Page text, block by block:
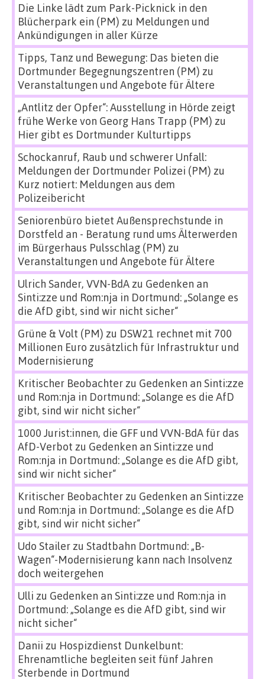
Die Linke lädt zum Park-Picknick in den
Blücherpark ein (PM) zu Meldungen und
Ankündigungen in aller Kürze
Tipps, Tanz und Bewegung: Das bieten die
Dortmunder Begegnungszentren (PM) zu
Veranstaltungen und Angebote für Ältere
„Antlitz der Opfer“: Ausstellung in Hörde zeigt
frühe Werke von Georg Hans Trapp (PM) zu
Hier gibt es Dortmunder Kulturtipps
Schockanruf, Raub und schwerer Unfall:
Meldungen der Dortmunder Polizei (PM) zu
Kurz notiert: Meldungen aus dem
Polizeibericht
Seniorenbüro bietet Außensprechstunde in
Dorstfeld an - Beratung rund ums Älterwerden
im Bürgerhaus Pulsschlag (PM) zu
Veranstaltungen und Angebote für Ältere
Ulrich Sander, VVN-BdAzu Gedenken an
Sinti:zze und Rom:nja in Dortmund: „Solange es
die AfD gibt, sind wir nicht sicher“
Grüne & Volt (PM) zu DSW21 rechnet mit 700
Millionen Euro zusätzlich für Infrastruktur und
Modernisierung
Kritischer Beobachterzu Gedenken an Sinti:zze
und Rom:nja in Dortmund: „Solange es die AfD
gibt, sind wir nicht sicher“
1000 Jurist:innen, die GFF und VVN-BdA für das
AfD-Verbot zu Gedenken an Sinti:zze und
Rom:nja in Dortmund: „Solange es die AfD gibt,
sind wir nicht sicher“
Kritischer Beobachterzu Gedenken an Sinti:zze
und Rom:nja in Dortmund: „Solange es die AfD
gibt, sind wir nicht sicher“
Udo Stailerzu Stadtbahn Dortmund: „B-
Wagen“-Modernisierung kann nach Insolvenz
doch weitergehen
Ulli zu Gedenken an Sinti:zze und Rom:nja in
Dortmund: „Solange es die AfD gibt, sind wir
nicht sicher“
Danii zu Hospizdienst Dunkelbunt:
Ehrenamtliche begleiten seit fünf Jahren
Sterbende in Dortmund